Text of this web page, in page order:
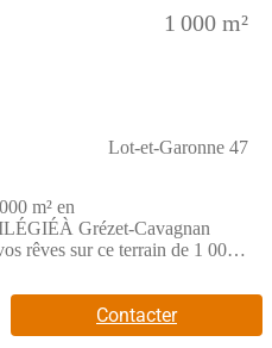
1 000 m²
Lot-et-Garonne 47
m² en
Grézet-Cavagnan
rêves sur ce terrain de 1 000
L'autoroute A62 est
vendre pour la somme de 18
LAGARDERE
Contacter